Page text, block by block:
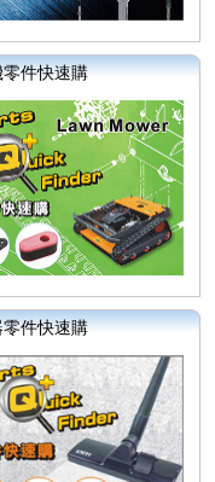
件快速購
件快速購